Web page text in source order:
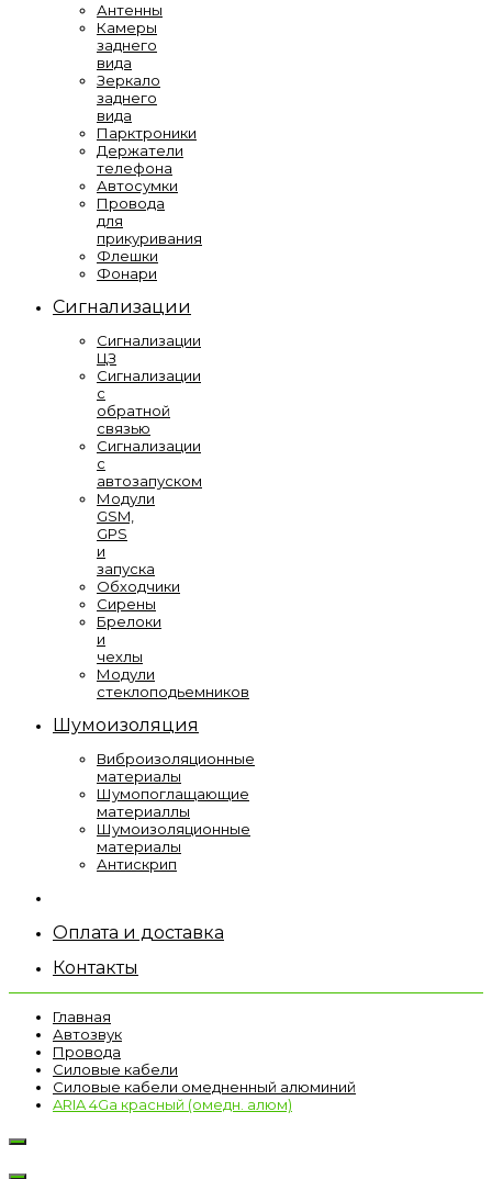
Антенны
Камеры
заднего
вида
Зеркало
заднего
вида
Парктроники
Держатели
телефона
Автосумки
Провода
для
прикуривания
Флешки
Фонари
Сигнализации
Сигнализации
ЦЗ
Сигнализации
с
обратной
связью
Сигнализации
с
автозапуском
Модули
GSM,
GPS
и
запуска
Обходчики
Сирены
Брелоки
и
чехлы
Модули
стеклоподьемников
Шумоизоляция
Виброизоляционные
материалы
Шумопоглащающие
материаллы
Шумоизоляционные
материалы
Антискрип
Оплата и доставка
Контакты
Главная
Автозвук
Провода
Силовые кабели
Силовые кабели омедненный алюминий
ARIA 4Ga красный (омедн. алюм)